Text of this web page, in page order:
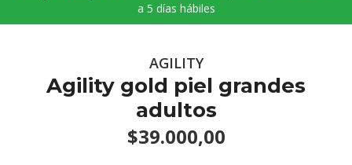
a 5 días hábiles
AGILITY
Agility gold piel grandes
adultos
$39.000,00